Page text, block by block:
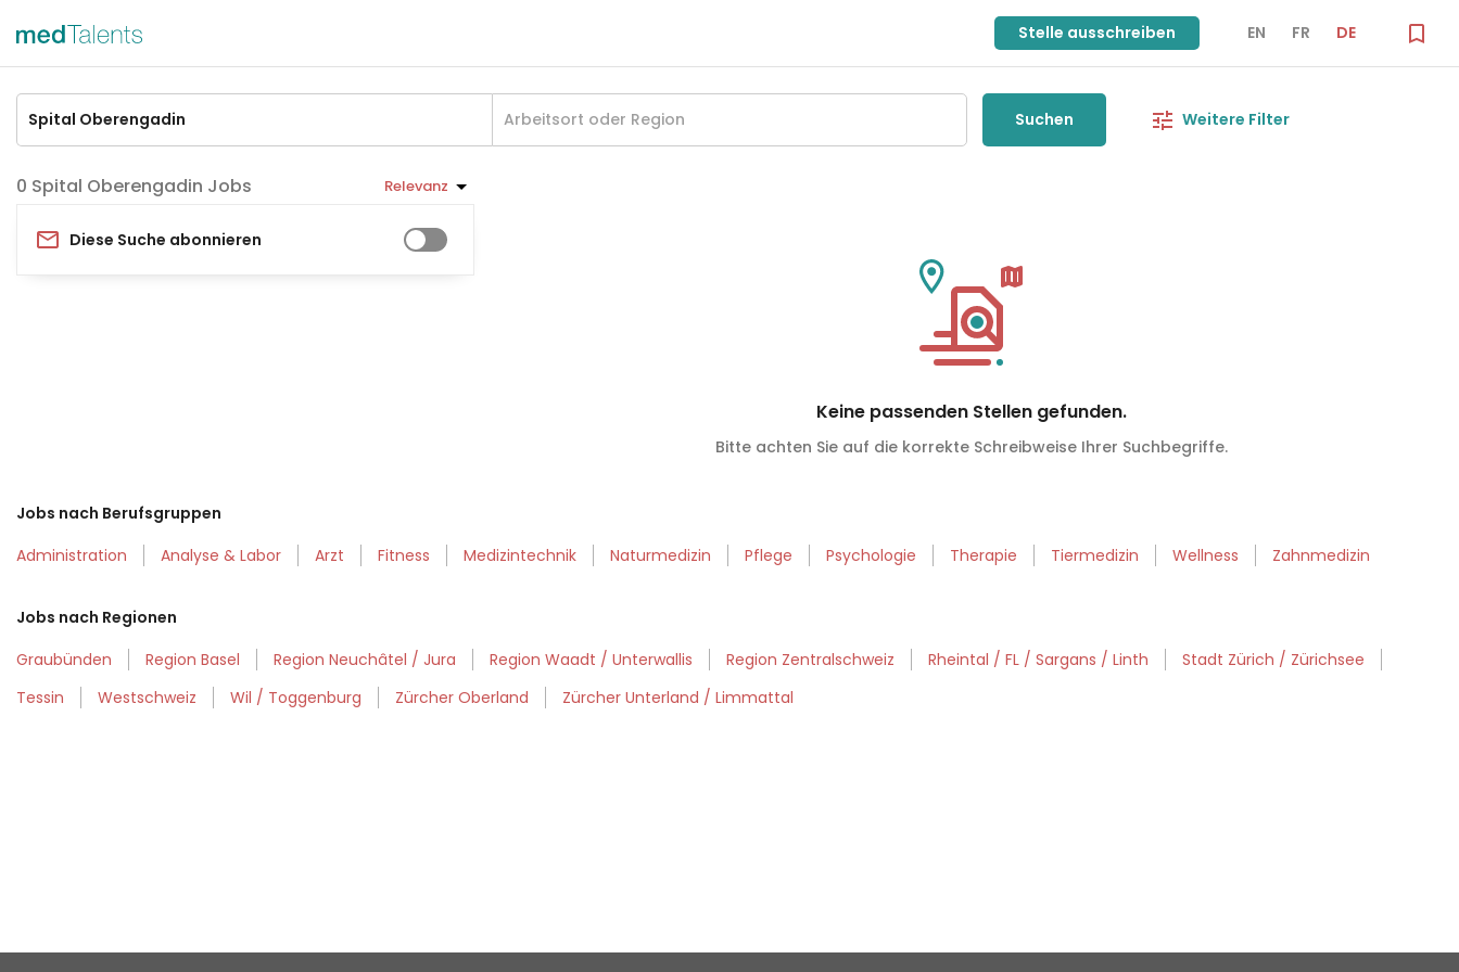
Stelle ausschreiben EN FR DE
Suchen Weitere Filter
Spital Oberengadin Jobs Relevanz
Diese Suche abonnieren
Keine passenden Stellen gefunden.
Bitte achten Sie auf die korrekte Schreibweise Ihrer Suchbegriffe.
Jobs nach Berufsgruppen
Administration
Analyse & Labor Arzt Fitness Medizintechnik Naturmedizin Pflege Psychologie Therapie Tiermedizin Wellness Zahnmedizin
Jobs nach Regionen
Graubünden
Region Basel Region Neuchâtel / Jura Region Waadt / Unterwallis Region Zentralschweiz Rheintal / FL / Sargans / Linth
Stadt Zürich / Zürichsee
Tessin
Westschweiz Wil / Toggenburg Zürcher Oberland Zürcher Unterland / Limmattal